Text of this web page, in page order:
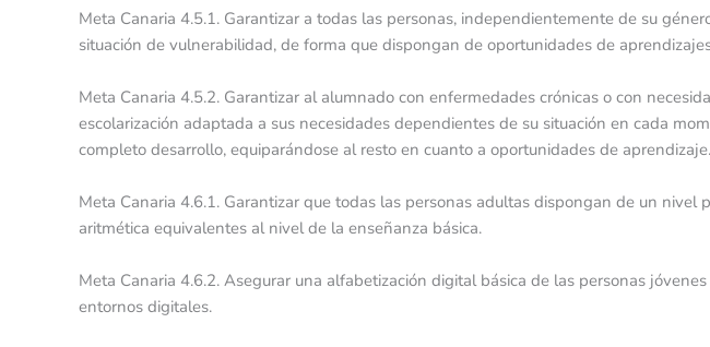
Meta Canaria 4.5.1. Garantizar a todas las personas, independientemente de su
situación de vulnerabilidad, de forma que dispongan de oportunidades de
Meta Canaria 4.5.2. Garantizar al alumnado con enfermedades crónicas o con
escolarización adaptada a sus necesidades dependientes de su situación en cada
completo desarrollo, equiparándose al resto en cuanto a oportunidades de aprendizaje.
Meta Canaria 4.6.1. Garantizar que todas las personas adultas dispongan de un
aritmética equivalentes al nivel de la enseñanza básica.
Meta Canaria 4.6.2. Asegurar una alfabetización digital básica de las personas
entornos digitales.